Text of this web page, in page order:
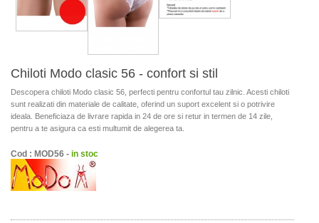
Chiloti Modo clasic 56 - confort si stil
Descopera chiloti Modo clasic 56, perfecti pentru confortul tau zilnic. Acesti chiloti
sunt realizati din materiale de calitate, oferind un suport excelent si o potrivire
ideala. Beneficiaza de livrare rapida in 24 de ore si retur in termen de 14 zile,
pentru a te asigura ca esti multumit de alegerea ta.
Cod : MOD56 - in stoc